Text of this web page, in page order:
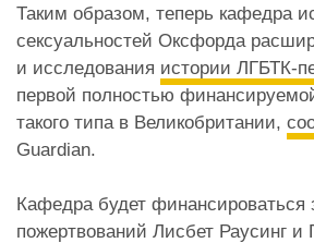
Таким образом, теперь кафедра
сексуальностей Оксфорда
и исследования истории ЛГБТК-
первой полностью
такого типа в Великобритании,
Guardian.
Кафедра будет финансироваться
пожертвований Лисбет Раусинг и